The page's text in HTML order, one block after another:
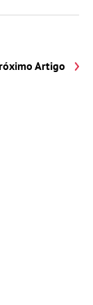
Artigo